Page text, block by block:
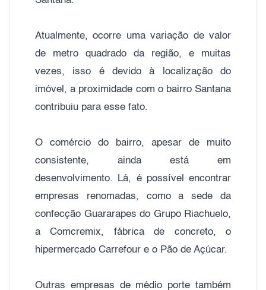
Atualmente, ocorre uma variação de valor
de metro quadrado da região, e muitas
vezes, isso é devido à localização do
imóvel, a proximidade com o bairro Santana
contribuiu para esse fato.
O comércio do bairro, apesar de muito
consistente, ainda está em
desenvolvimento. Lá, é possível encontrar
empresas renomadas, como a sede da
confecção Guararapes do Grupo Riachuelo,
a Comcremix, fábrica de concreto, o
hipermercado Carrefour e o Pão de Açúcar.
Outras empresas de médio porte também